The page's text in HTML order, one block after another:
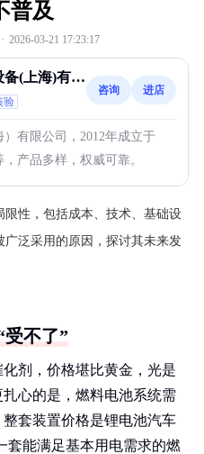
普及
· 2026-03-21 17:23:17
(上海)有限
验
咨询 进店
有限公司，2012年成立于
产品多样，权威可靠。
性，包括成本、技术、基础设
泛采用的原因，探讨其未来发
不了”
剂，价格堪比黄金，光是
心的是，燃料电池系统需
套装置价格是锂电池汽车
套能满足基本用电需求的燃